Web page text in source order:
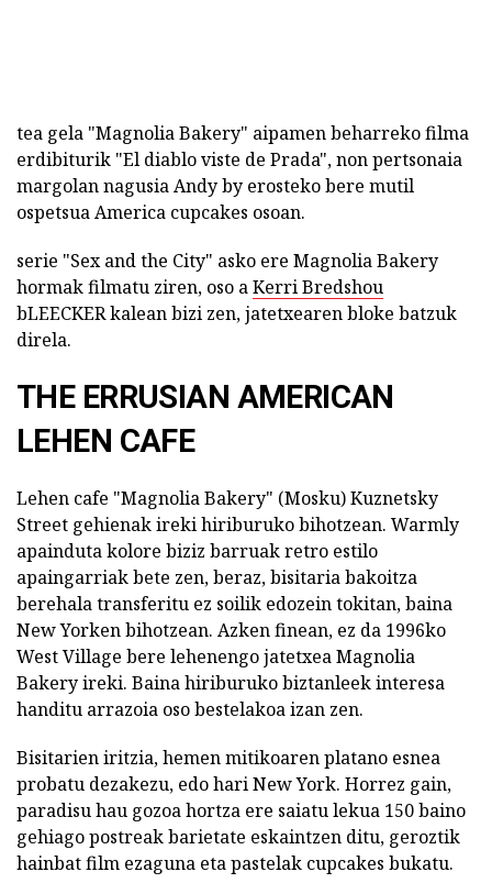
tea gela "Magnolia Bakery" aipamen beharreko filma
erdibiturik "El diablo viste de Prada", non pertsonaia
margolan nagusia Andy by erosteko bere mutil
ospetsua America cupcakes osoan.
serie "Sex and the City" asko ere Magnolia Bakery
hormak filmatu ziren, oso aKerri Bredshou
bLEECKER kalean bizi zen, jatetxearen bloke batzuk
direla.
THE ERRUSIAN AMERICAN
LEHEN CAFE
Lehen cafe "Magnolia Bakery" (Mosku) Kuznetsky
Street gehienak ireki hiriburuko bihotzean. Warmly
apainduta kolore biziz barruak retro estilo
apaingarriak bete zen, beraz, bisitaria bakoitza
berehala transferitu ez soilik edozein tokitan, baina
New Yorken bihotzean. Azken finean, ez da 1996ko
West Village bere lehenengo jatetxea Magnolia
Bakery ireki. Baina hiriburuko biztanleek interesa
handitu arrazoia oso bestelakoa izan zen.
Bisitarien iritzia, hemen mitikoaren platano esnea
probatu dezakezu, edo hari New York. Horrez gain,
paradisu hau gozoa hortza ere saiatu lekua 150 baino
gehiago postreak barietate eskaintzen ditu, geroztik
hainbat film ezaguna eta pastelak cupcakes bukatu.